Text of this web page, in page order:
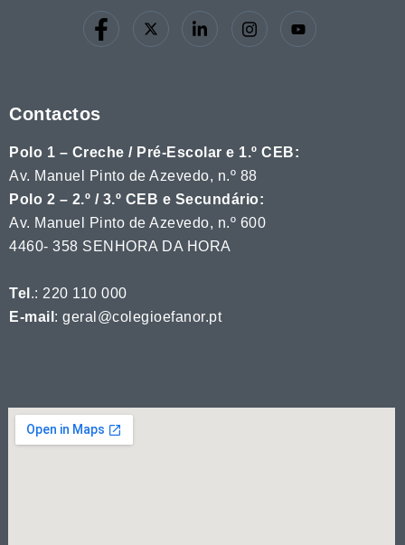
Contactos
Polo 1 – Creche / Pré-Escolar e 1.º CEB:
Av. Manuel Pinto de Azevedo, n.º 88
Polo 2 – 2.º / 3.º CEB e Secundário:
Av. Manuel Pinto de Azevedo, n.º 600
4460- 358 SENHORA DA HORA
Tel .: 220 110 000
E-mail : geral@colegioefanor.pt